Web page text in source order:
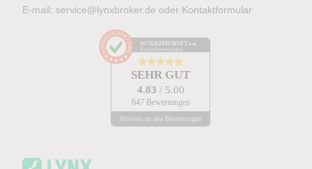
E-mail: service@lynxbroker.de oder Kontaktformular
AUSGEZEICHNET .org
Kundenbewertungen
SEHR GUT
4.83 / 5.00
647 Bewertungen
Hinweis zu den Bewertungen